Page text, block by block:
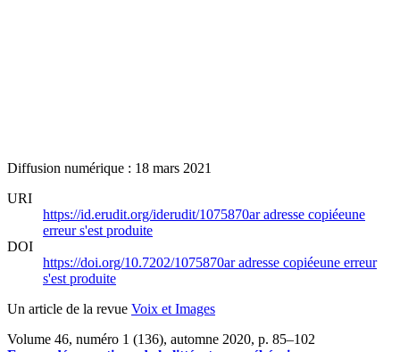
Diffusion numérique : 18 mars 2021
URI
https://id.erudit.org/iderudit/1075870aradresse copiéeune
erreur s'est produite
DOI
https://doi.org/10.7202/1075870aradresse copiéeune erreur
s'est produite
Un article de la revue Voix et Images
Volume 46, numéro 1 (136), automne 2020, p. 85–102